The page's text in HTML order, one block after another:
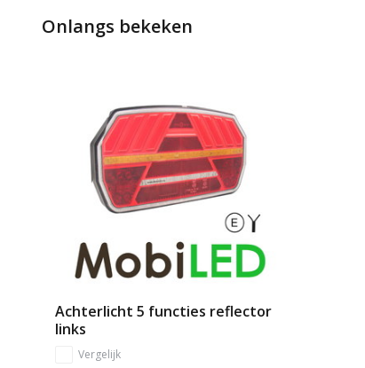
Onlangs bekeken
Achterlicht 5 functies reflector
links
Vergelijk